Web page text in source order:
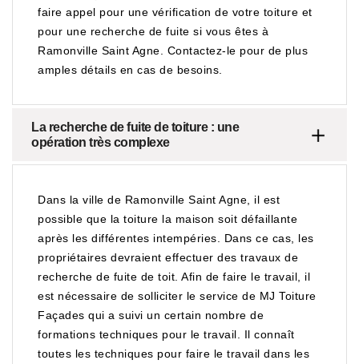
faire appel pour une vérification de votre toiture et
pour une recherche de fuite si vous êtes à
Ramonville Saint Agne. Contactez-le pour de plus
amples détails en cas de besoins.
La recherche de fuite de toiture : une
opération très complexe
Dans la ville de Ramonville Saint Agne, il est
possible que la toiture la maison soit défaillante
après les différentes intempéries. Dans ce cas, les
propriétaires devraient effectuer des travaux de
recherche de fuite de toit. Afin de faire le travail, il
est nécessaire de solliciter le service de MJ Toiture
Façades qui a suivi un certain nombre de
formations techniques pour le travail. Il connaît
toutes les techniques pour faire le travail dans les